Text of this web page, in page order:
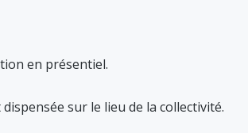
en présentiel.
sur le lieu de la collectivité.